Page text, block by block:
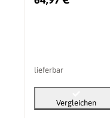
lieferbar
Vergleichen